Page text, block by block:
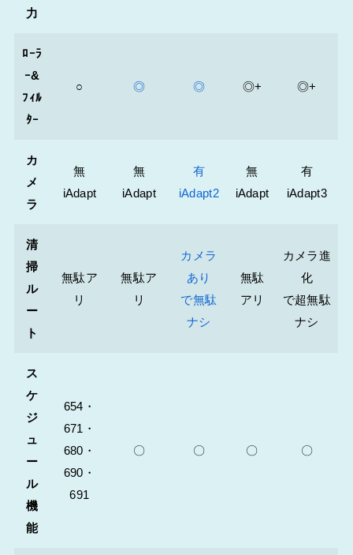
力
ﾛｰﾗ
ｰ&
ﾌｨﾙ
ﾀｰ
○ ◎ ◎ ◎+ ◎+
カ
メ
ラ
無
iAdapt
無
iAdapt
有
iAdapt2
無
iAdapt
有
iAdapt3
清
掃
ル
ー
ト
無駄ア
リ
無駄ア
リ
カメラ
あり
で無駄
ナシ
無駄
アリ
カメラ進
化
で超無駄
ナシ
ス
ケ
ジ
ュ
ー
ル
機
能
654・
671・
680・
690・
691
〇 〇 〇 〇